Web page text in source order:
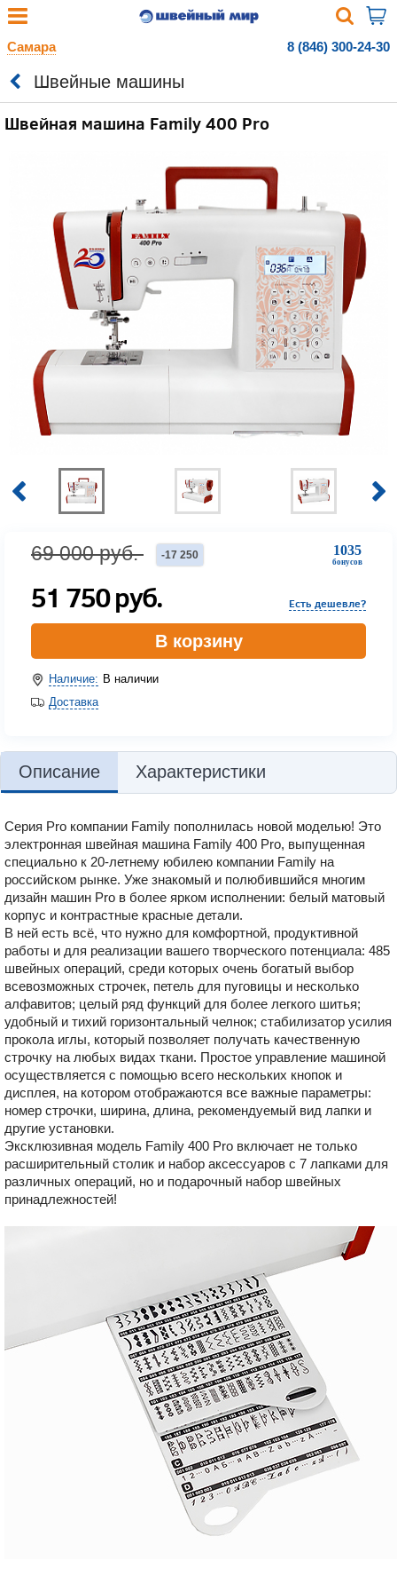
Самара 8 (846) 300-24-30
Швейные машины
Швейная машина Family 400 Pro
1035
бонусов
69 000 руб. -17 250
51 750руб. Есть дешевле?
В корзину
Наличие: В наличии
Доставка
Описание Характеристики
Серия Pro компании Family пополнилась новой моделью! Это
электронная швейная машина Family 400 Pro, выпущенная
специально к 20-летнему юбилею компании Family на
российском рынке. Уже знакомый и полюбившийся многим
дизайн машин Pro в более ярком исполнении: белый матовый
корпус и контрастные красные детали.
В ней есть всё, что нужно для комфортной, продуктивной
работы и для реализации вашего творческого потенциала: 485
швейных операций, среди которых очень богатый выбор
всевозможных строчек, петель для пуговицы и несколько
алфавитов; целый ряд функций для более легкого шитья;
удобный и тихий горизонтальный челнок; стабилизатор усилия
прокола иглы, который позволяет получать качественную
строчку на любых видах ткани. Простое управление машиной
осуществляется с помощью всего нескольких кнопок и
дисплея, на котором отображаются все важные параметры:
номер строчки, ширина, длина, рекомендуемый вид лапки и
другие установки.
Эксклюзивная модель Family 400 Pro включает не только
расширительный столик и набор аксессуаров с 7 лапками для
различных операций, но и подарочный набор швейных
принадлежностей!